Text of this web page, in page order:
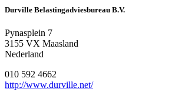
Durville Belastingadviesbureau B.V.
Pynasplein 7
3155 VX Maasland
Nederland
010 592 4662
http://www.durville.net/